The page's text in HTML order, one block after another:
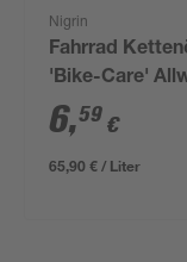
Nigrin
Fahrrad
'Bike-Care'
100 ml
6,59 €
65,90 € / Liter